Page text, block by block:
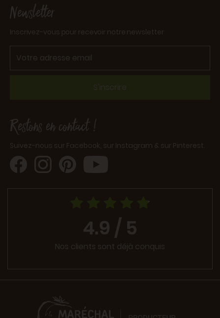
Newsletter
Inscrivez-vous pour recevoir notre newsletter
S'inscrire
Restons en contact !
Suivez-nous sur Facebook, sur Instagram & sur Pinterest.
4.9 / 5
Nos clients sont déjà conquis